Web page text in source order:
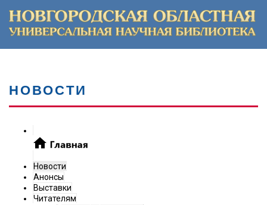
НОВОСТИ
Новости
Анонсы
Выставки
Читателям